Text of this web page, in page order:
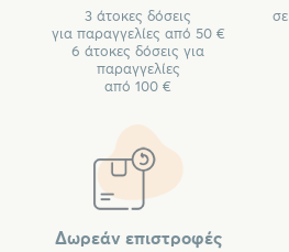
3 άτοκες δόσεις
για παραγγελίες από 50 €
6 άτοκες δόσεις για
παραγγελίες
από 100 €
Δωρεάν επιστροφές